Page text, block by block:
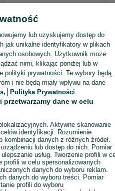
tarasowe - Warszawa
Deski tarasowe -
Wyświetlenia:
Wyślij wiadomość
lub uzyskujemy dostęp do
jak unikalne identyfikatory w plikach
osobowych. Użytkownik może
nimi, klikając poniżej lub w
polityki prywatności. Te wybory będą
i nie będą miały wpływu na dane
Polityka Prywatności
przetwarzamy dane w celu
Aktywne skanowanie
identyfikacji. Rozumienie
danych z różnych źródeł.
lub dostęp do nich. Pomiar
usług. Tworzenie profili w
profili w celu spersonalizowanych
danych do wyboru reklam.
danych do wyboru treści. Pomiar
profili do wyboru